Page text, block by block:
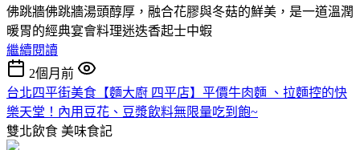
佛跳牆佛跳牆湯頭醇厚，融合花膠與冬菇的鮮美，是一道溫潤
暖胃的經典宴會料理迷迭香起士中蝦
繼續閱讀
2個月前
台北四平街美食【麵大廚 四平店】平價牛肉麵 、拉麵控的快
樂天堂！內用豆花、豆漿飲料無限量吃到飽~
雙北飲食 美味食記